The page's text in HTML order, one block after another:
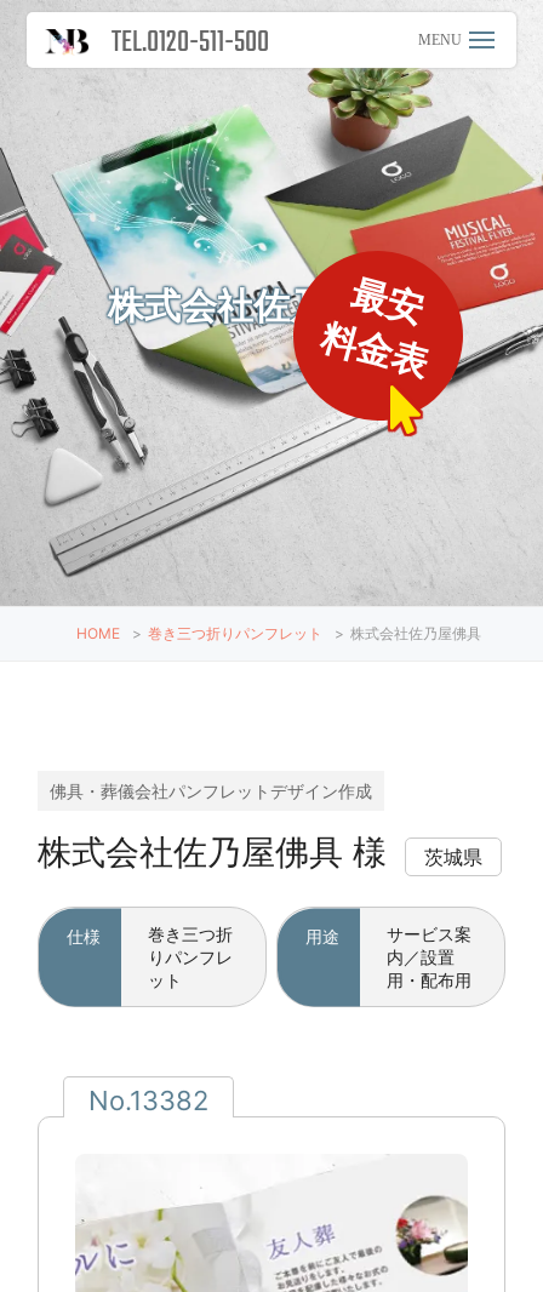
TEL.0120-511-500
株式会社佐乃屋佛具
最安
料金表
HOME > 巻き三つ折りパンフレット > 株式会社佐乃屋佛具
佛具・葬儀会社パンフレットデザイン作成
株式会社佐乃屋佛具 様 茨城県
仕様
巻き三つ折
りパンフレ
ット
用途
サービス案
内／設置
用・配布用
No.13382